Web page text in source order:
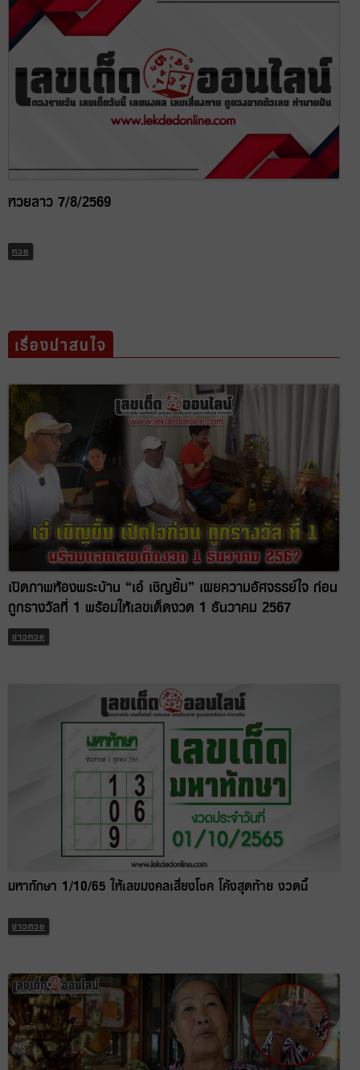
หวยลาว 7/8/2569
หวย
เรื่องน่าสนใจ
เปิดภาพห้องพระบ้าน “เอ๋ เชิญยิ้ม” เผยความอัศจรรย์ใจ ก่อน
ถูกรางวัลที่ 1 พร้อมให้เลขเด็ดงวด 1 ธันวาคม 2567
ข่าวหวย
มหาทักษา 1/10/65 ให้เลขมงคลเสี่ยงโชค โค้งสุดท้าย งวดนี้
ข่าวหวย